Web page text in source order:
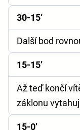
30-15’
Další bod
15-15’
Až teď končí
záklonu
15-0’